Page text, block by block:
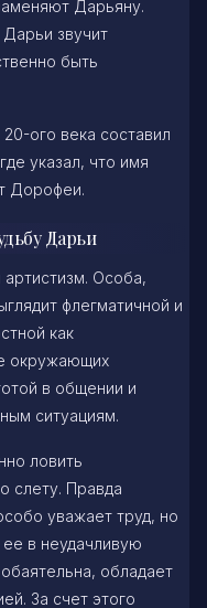
Дарьяну.
звучит
быть
ого века составил
указал, что имя
Дорофеи.
Дарьи
Особа,
флегматичной и
как
окружающих
в общении и
ситуациям.
ловить
слету. Правда
уважает труд, но
в неудачливую
обладает
За счет этого